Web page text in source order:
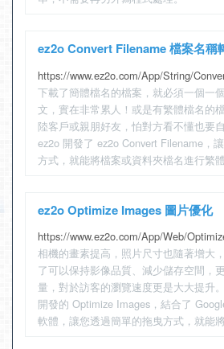
ez2o Convert Filename 檔案名稱
https://www.ez2o.com/App/String/
下載了簡體檔名的檔案，就必須一個一
文，實在非常累人！或是有繁體檔名的
陸客戶或親朋好友，怕對方看不懂也要
ez2o 開發了 ez2o Convert Filename，
方式，就能將檔案或資料夾檔名進行繁體
ez2o Optimize Images 圖片優化
https://www.ez2o.com/App/Web/
相機的畫素提高，照片尺寸也隨著增大
了可以保持影像品質、減少儲存空間，
量，對於訪客的瀏覽速度更是大大提升
開發的 Optimize Images，結合了
軟體，讓您透過簡單的拖曳方式，就能